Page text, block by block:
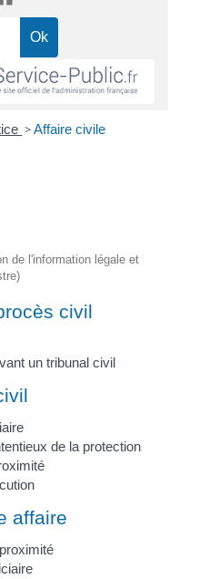
>Affaire civile
de l'information légale et
civil
un tribunal civil
de la protection
affaire